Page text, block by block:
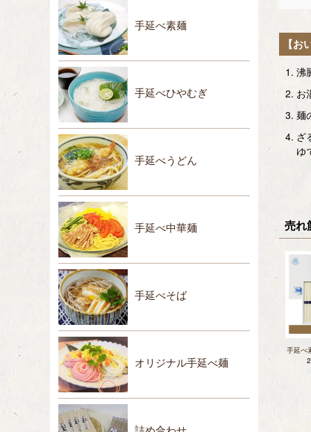
【
沸
お
麺
ざ
ゆ
売れ
手延べ
手延べ素麺
手延べひやむぎ
手延べうどん
手延べ中華麺
手延べそば
オリジナル手延べ麺